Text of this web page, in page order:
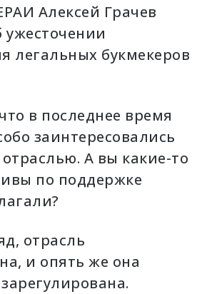
Алексей Грачев
ужесточении
легальных букмекеров
в последнее время
заинтересовались
А вы какие-то
по поддержке
отрасль
и опять же она